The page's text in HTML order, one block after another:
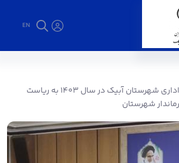
EN
حجت اله مددخانی فرماندار
آبیک
اولین جلسه شورای اداری شهرستان آبیک در سال ۱۴۰۳ به ریاست
شهرستان